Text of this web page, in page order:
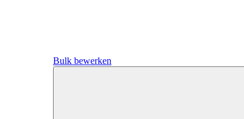
Bulk bewerken